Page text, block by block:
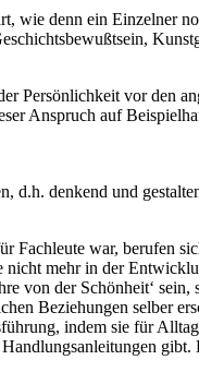
wie denn ein Einzelner
Persönlichkeit vor den
Anspruch auf
denkend und
war, berufen
mehr in der
von der Schönheit‘
Beziehungen selber
indem sie für